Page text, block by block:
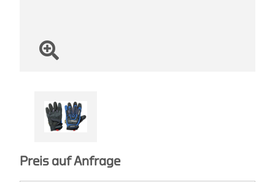
Preis auf Anfrage